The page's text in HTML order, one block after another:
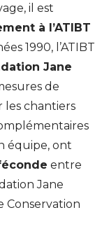
il est
à l’ATIBT
1990, l’ATIBT
Jane
de
les chantiers
équipe, ont
entre
Jane
Conservation